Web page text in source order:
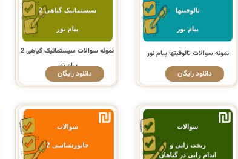
نمونه سوالات تالوفیتها پیام نور
دانلود رایگان
نمونه سوالات سیستماتیک گیاهی 2
پیام نور
دانلود رایگان